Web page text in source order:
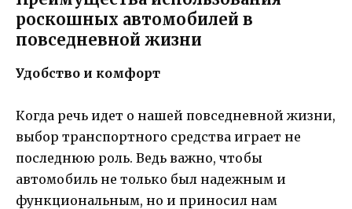
роскошных автомобилей в
повседневной жизни
Удобство и комфорт
Когда речь идет о нашей повседневной жизни,
выбор транспортного средства играет не
последнюю роль. Ведь важно, чтобы
автомобиль не только был надежным и
функциональным, но и приносил нам